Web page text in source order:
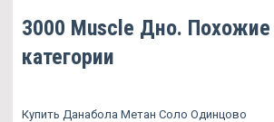
3000 Muscle Дно. Похожие
категории
Купить Данабола Метан Соло Одинцово